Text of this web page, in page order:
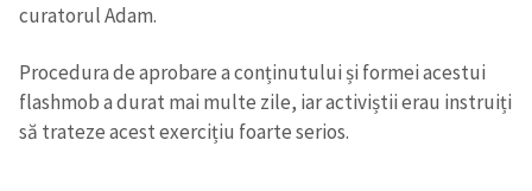
curatorul Adam.
Procedura de aprobare a conținutului și formei acestui
flashmob a durat mai multe zile, iar activiștii erau instruiți
să trateze acest exercițiu foarte serios.